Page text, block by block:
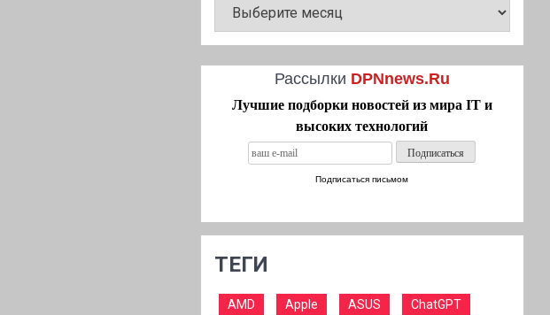
НОВОСТЕЙ
Рассылки DPNnews.Ru
Лучшие подборки новостей из мира IT и
высоких технологий
Подписаться письмом
ТЕГИ
AMD Apple ASUS ChatGPT